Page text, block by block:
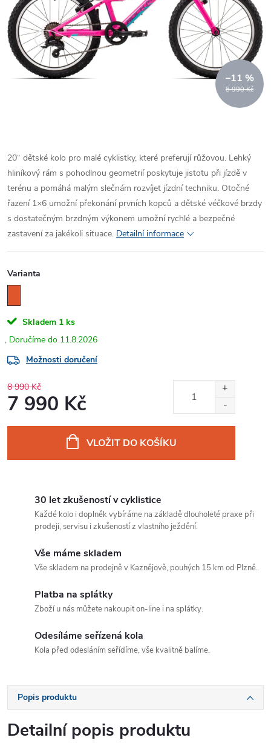
8 990 Kč
–11 %
20“ dětské kolo pro malé cyklistky, které preferují růžovou. Lehký
hliníkový rám s pohodlnou geometrií poskytuje jistotu při jízdě v
terénu a pomáhá malým slečnám rozvíjet jízdní techniku. Otočné
řazení 1×6 umožní překonání prvních kopců a dětské véčkové brzdy
s dostatečným brzdným výkonem umožní rychlé a bezpečné
zastavení za jakékoli situace. Detailní informace
Varianta
Skladem 1 ks
11.8.2026
Možnosti doručení
8 990 Kč
7 990 Kč
VLOŽIT DO KOŠÍKU
30 let zkušeností v cyklistice
Každé kolo i doplněk vybíráme na základě dlouholeté praxe při
prodeji, servisu i zkušeností z vlastního ježdění.
Vše máme skladem
Vše skladem na prodejně v Kaznějově, pouhých 15 km od Plzně.
Platba na splátky
Zboží u nás můžete nakoupit on-line i na splátky.
Odesíláme seřízená kola
Kola před odesláním seřídíme, vše kvalitně balíme.
Popis produktu
Detailní popis produktu